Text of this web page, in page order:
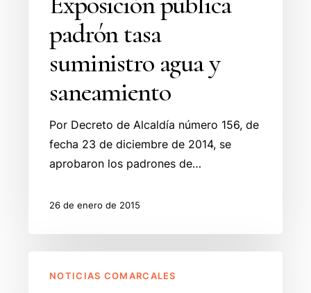
suministro
saneamiento
padrón tasa
suministro agua y
saneamiento
Por Decreto de Alcaldía número 156, de
fecha 23 de diciembre de 2014, se
aprobaron los padrones de…
26 de enero de 2015
NOTICIAS COMARCALES